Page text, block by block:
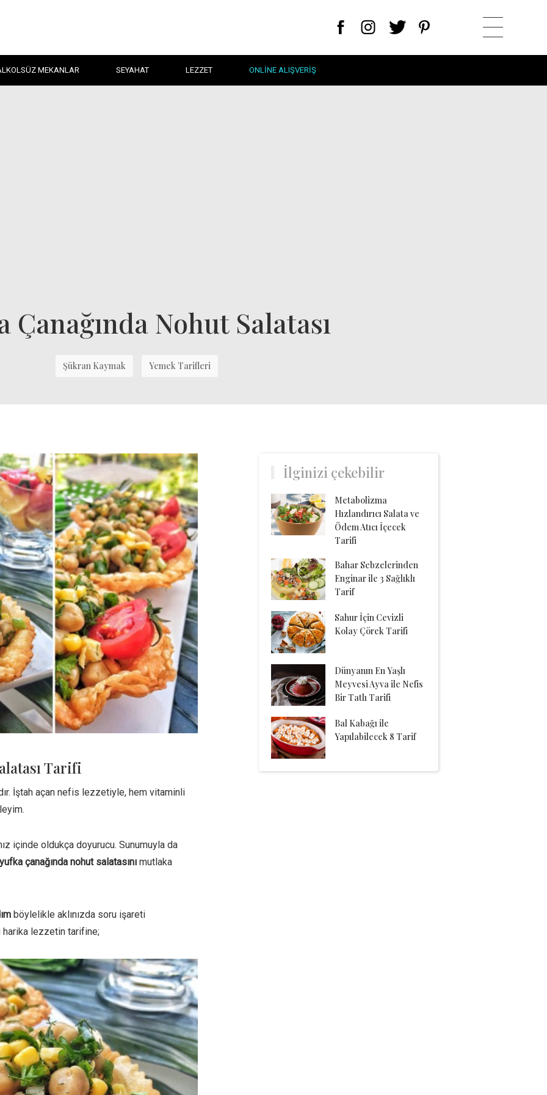
MEKANLAR SEYAHAT LEZZET ONLINE ALIŞVERIŞ
Çanağında Nohut Salatası
Şükran Kaymak Yemek Tarifleri
Tarifi
İştah açan nefis lezzetiyle, hem vitaminli
içinde oldukça doyurucu. Sunumuyla da
yufka çanağında nohut salatasını mutlaka
böylelikle aklınızda soru işareti
harika lezzetin tarifine;
İlginizi çekebilir
Metabolizma
Hızlandırıcı Salata ve
Ödem Atıcı İçecek
Tarifi
Bahar Sebzelerinden
Enginar ile 3 Sağlıklı
Tarif
Sahur İçin Cevizli
Kolay Çörek Tarifi
Dünyanın En Yaşlı
Meyvesi Ayva ile Nefis
Bir Tatlı Tarifi
Bal Kabağı ile
Yapılabilecek 8 Tarif